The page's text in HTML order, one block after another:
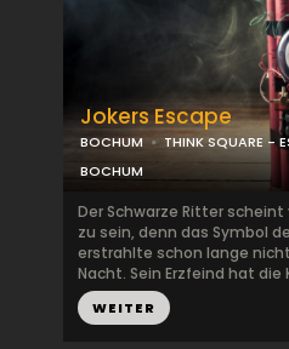
Jokers Escape
BOCHUM
THINK SQUARE -
BOCHUM
Der Schwarze Ritter
zu sein, denn das Symbol
erstrahlte schon lange
Nacht. Sein Erzfeind hat die
WEITER